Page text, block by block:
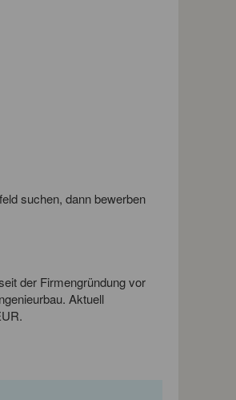
suchen, dann bewerben
der Firmengründung vor
Aktuell